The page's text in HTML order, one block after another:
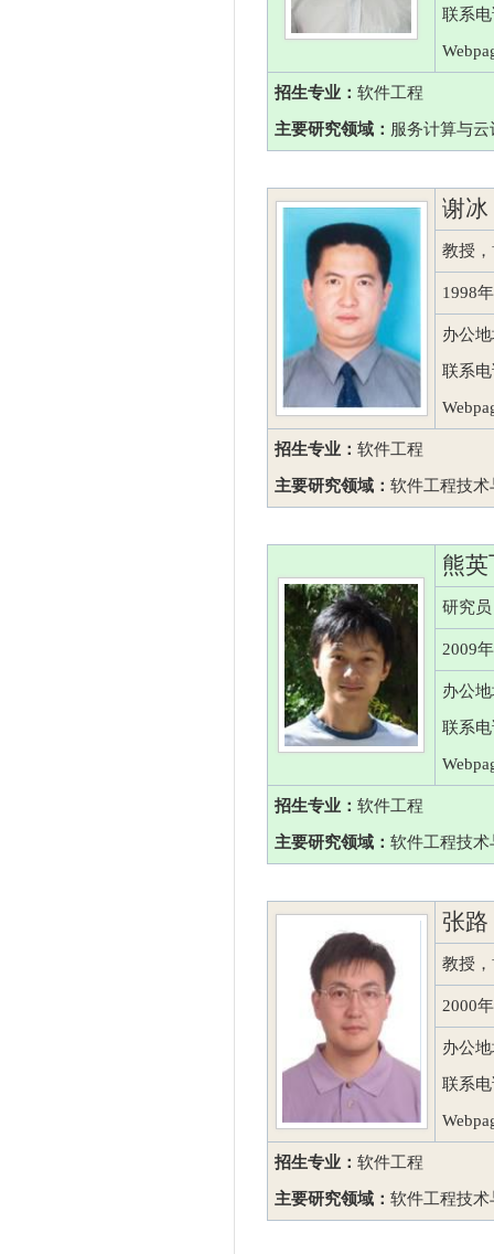
联系
招生专业： 软件工程
主要研究领域： 服务计算与
谢冰
教授
1998
办公
联系
招生专业： 软件工程
主要研究领域： 软件工程技
熊英
研究
2009
办公
联系
招生专业： 软件工程
主要研究领域： 软件工程技术
张路
教授
2000
办公
联系
招生专业： 软件工程
主要研究领域： 软件工程技